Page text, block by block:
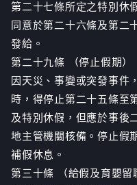
第二十七條所定之特別休
同意於第二十六條及第二
發給。
第二十九條 （停止假期）
因天災、事變或突發事件
時，得停止第二十五條至
及特別休假，但應於事後
地主管機關核備。停止假
補假休息。
第三十條 （給假及育嬰留